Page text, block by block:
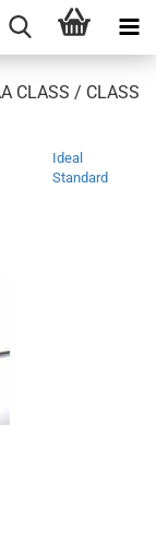
CLASS / CLASS
Ideal
Standard